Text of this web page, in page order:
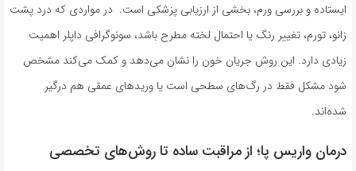
ایستاده و بررسی ورم، بخشی از ارزیابی پزشکی است. در مواردی که درد پشت
زانو، تورم، تغییر رنگ یا احتمال لخته مطرح باشد، سونوگرافی داپلر اهمیت
زیادی دارد. این روش جریان خون را نشان می‌دهد و کمک می‌کند مشخص
شود مشکل فقط در رگ‌های سطحی است یا وریدهای عمقی هم درگیر
شده‌اند.
درمان واریس پا؛ از مراقبت ساده تا روش‌های تخصصی